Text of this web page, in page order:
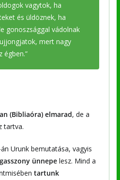
vagytok, ha
és üldöznek, ha
gonoszsággal vádolnak
mert nagy
égben.”
(Bibliaóra) elmarad, de a
tartva.
Urunk bemutatása, vagyis
ünnepelesz. Mind a
tartunk